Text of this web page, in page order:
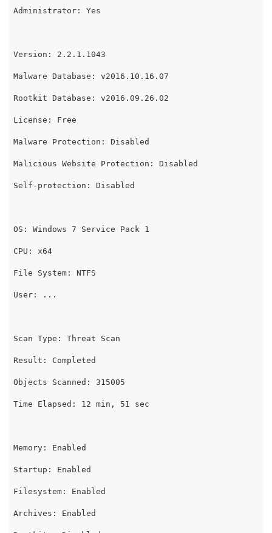
Administrator: Yes
Version: 2.2.1.1043
Malware Database: v2016.10.16.07
Rootkit Database: v2016.09.26.02
License: Free
Malware Protection: Disabled
Malicious Website Protection: Disabled
Self-protection: Disabled
OS: Windows 7 Service Pack 1
CPU: x64
File System: NTFS
User: ...
Scan Type: Threat Scan
Result: Completed
Objects Scanned: 315005
Time Elapsed: 12 min, 51 sec
Memory: Enabled
Startup: Enabled
Filesystem: Enabled
Archives: Enabled